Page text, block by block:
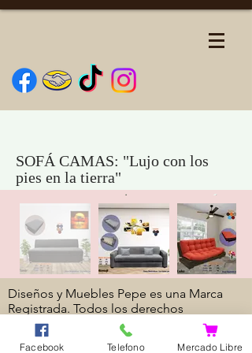
SOFÁ CAMAS: "Lujo con los
pies en la tierra"
Diseños y Muebles Pepe es una Marca
Registrada. Todos los derechos
reservados.
© 2018 by Diseños y muebles
Pepe S.a de C.v.
Facebook Telefono Mercado Libre